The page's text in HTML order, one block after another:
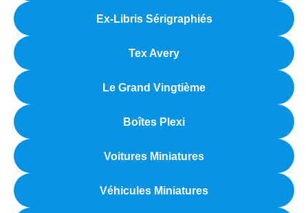
Ex-Libris Sérigraphiés
Tex Avery
Le Grand Vingtième
Boîtes Plexi
Voitures Miniatures
Véhicules Miniatures